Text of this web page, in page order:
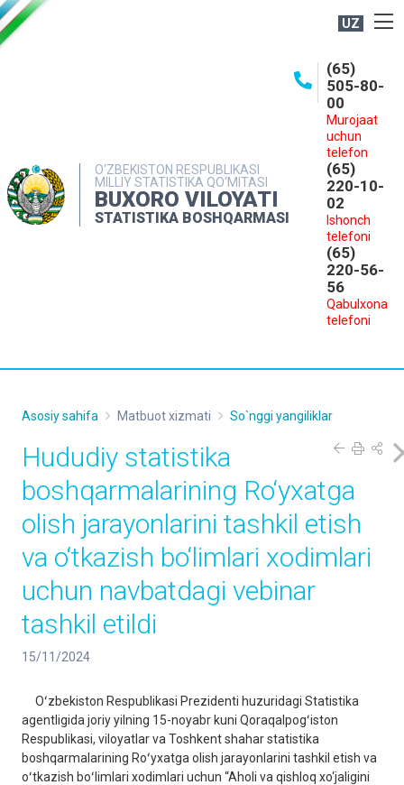
UZ
O‘ZBEKISTON RESPUBLIKASI
MILLIY STATISTIKA QO‘MITASI
BUXORO VILOYATI
STATISTIKA BOSHQARMASI
(65)
505-80-
00
Murojaat
uchun
telefon
(65)
220-10-
02
Ishonch
telefoni
(65)
220-56-
56
Qabulxona
telefoni
MATBUOT XIZMATI
MUROJAATLAR
Asosiy sahifa Matbuot xizmati So`nggi yangiliklar
Hududiy statistika
boshqarmalarining Ro‘yxatga
olish jarayonlarini tashkil etish
va o‘tkazish bo‘limlari xodimlari
uchun navbatdagi vebinar
tashkil etildi
15/11/2024
Oʻzbekiston Respublikasi Prezidenti huzuridagi Statistika
agentligida joriy yilning 15-noyabr kuni Qoraqalpogʻiston
Respublikasi, viloyatlar va Toshkent shahar statistika
boshqarmalarining Roʻyxatga olish jarayonlarini tashkil etish va
oʻtkazish boʻlimlari xodimlari uchun “Aholi va qishloq xo‘jaligini